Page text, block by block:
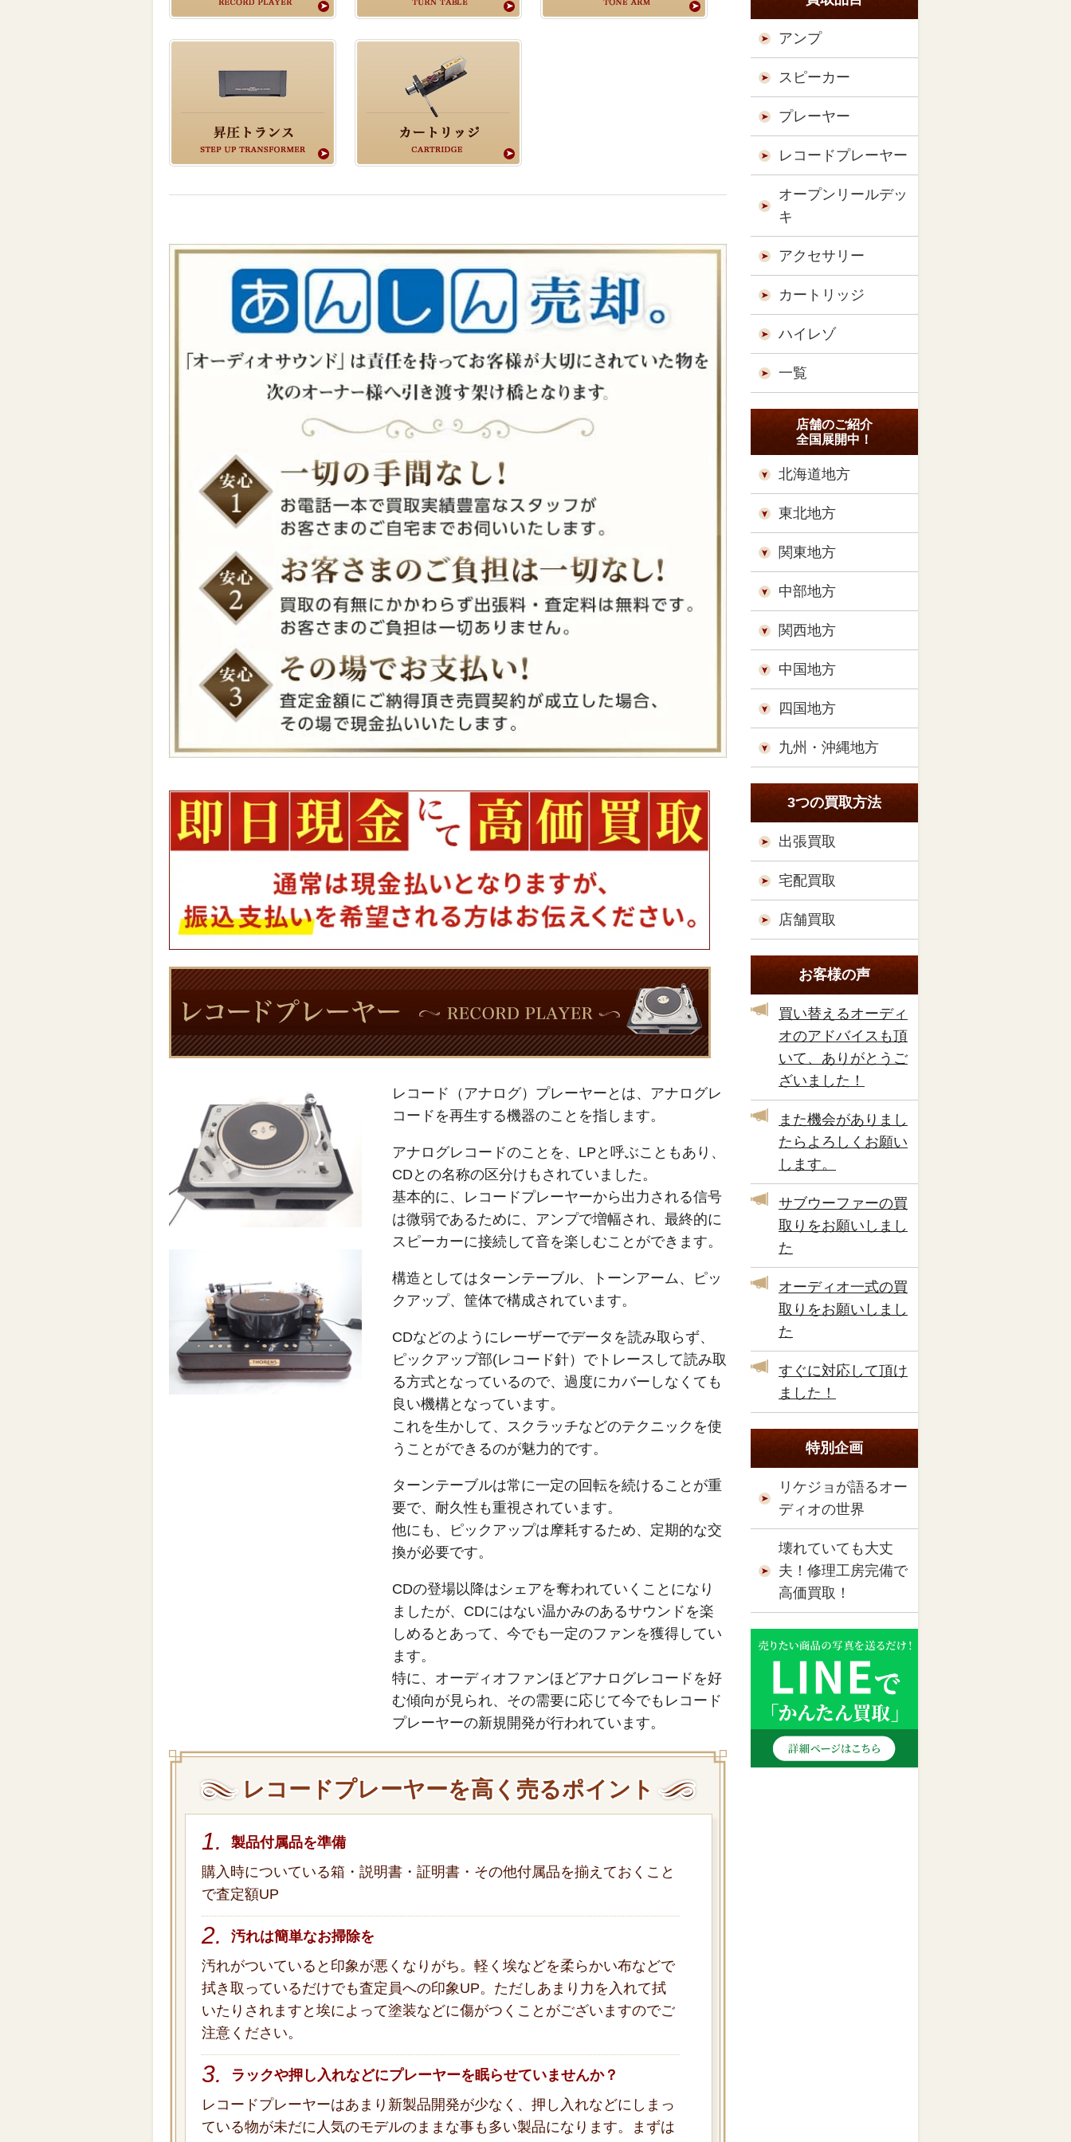
レコード（アナログ）プレーヤーとは、アナログレ
コードを再生する機器のことを指します。
アナログレコードのことを、LPと呼ぶこともあり、
CDとの名称の区分けもされていました。
基本的に、レコードプレーヤーから出力される信号
は微弱であるために、アンプで増幅され、最終的に
スピーカーに接続して音を楽しむことができます。
構造としてはターンテーブル、トーンアーム、ピッ
クアップ、筐体で構成されています。
CDなどのようにレーザーでデータを読み取らず、
ピックアップ部(レコード針）でトレースして読み取
る方式となっているので、過度にカバーしなくても
良い機構となっています。
これを生かして、スクラッチなどのテクニックを使
うことができるのが魅力的です。
ターンテーブルは常に一定の回転を続けることが重
要で、耐久性も重視されています。
他にも、ピックアップは摩耗するため、定期的な交
換が必要です。
CDの登場以降はシェアを奪われていくことになり
ましたが、CDにはない温かみのあるサウンドを楽
しめるとあって、今でも一定のファンを獲得してい
ます。
特に、オーディオファンほどアナログレコードを好
む傾向が見られ、その需要に応じて今でもレコード
プレーヤーの新規開発が行われています。
レコードプレーヤーを高く売るポイント
1.
製品付属品を準備
購入時についている箱・説明書・証明書・その他付属品を揃えておくこと
で査定額UP
2.
汚れは簡単なお掃除を
汚れがついていると印象が悪くなりがち。軽く埃などを柔らかい布などで
拭き取っているだけでも査定員への印象UP。ただしあまり力を入れて拭
いたりされますと埃によって塗装などに傷がつくことがございますのでご
注意ください。
3.
ラックや押し入れなどにプレーヤーを眠らせていませんか？
レコードプレーヤーはあまり新製品開発が少なく、押し入れなどにしまっ
ている物が未だに人気のモデルのままな事も多い製品になります。まずは
アンプ
スピーカー
プレーヤー
レコードプレーヤー
オープンリールデッ
キ
アクセサリー
カートリッジ
ハイレゾ
一覧
店舗のご紹介
全国展開中！
北海道地方
東北地方
関東地方
中部地方
関西地方
中国地方
四国地方
九州・沖縄地方
3つの買取方法
出張買取
宅配買取
店舗買取
お客様の声
買い替えるオーディ
オのアドバイスも頂
いて、ありがとうご
ざいました！
また機会がありまし
たらよろしくお願い
します。
サブウーファーの買
取りをお願いしまし
た
オーディオ一式の買
取りをお願いしまし
た
すぐに対応して頂け
ました！
特別企画
リケジョが語るオー
ディオの世界
壊れていても大丈
夫！修理工房完備で
高価買取！